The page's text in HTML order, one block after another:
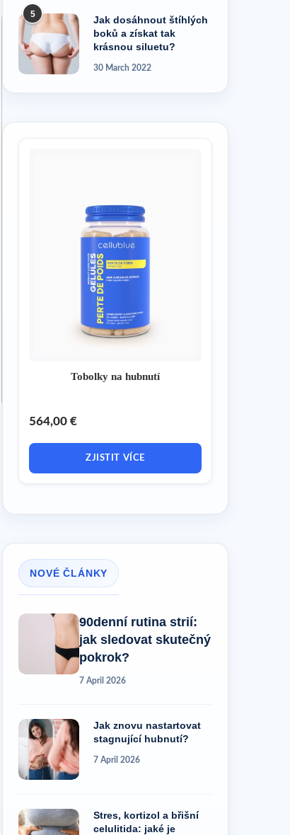
5
Jak dosáhnout štíhlých
boků a získat tak
krásnou siluetu?
30 March 2022
Tobolky na hubnutí
564,00 €
ZJISTIT VÍCE
NOVÉ ČLÁNKY
90denní rutina strií:
jak sledovat skutečný
pokrok?
7 April 2026
Jak znovu nastartovat
stagnující hubnutí?
7 April 2026
Stres, kortizol a břišní
celulitida: jaké je